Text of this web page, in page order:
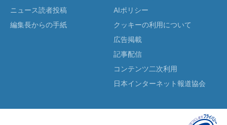
ニュース読者投稿
編集長からの手紙
AIポリシー
クッキーの利用について
広告掲載
記事配信
コンテンツ二次利用
日本インターネット報道協会